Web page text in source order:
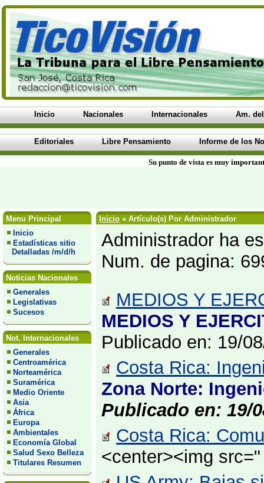
Inicio Nacionales Internacionales Am.
Editoriales Libre Pensamiento Informe de los
Su punto de vista es muy
Menu Principal
Inicio
Estadísticas sitio
Detalladas /m/d/h
Noticias Nacionales
Generales
Legislativas
Sucesos
Not. Internacionales
Generales
Centroamérica
Norteamérica
Suramérica
Medio Oriente
Asia
África
Europa
Ambientales
Economía Global
Salud Sexo Belleza
Titulares Resumen
Inicio » Artículo(s) Por Administrador
Administrador ha
Num. de pagina:
MEDIOS Y
MEDIOS Y
Publicado en: 19/
Costa Rica:
Zona Norte:
Publicado en: 19/
Costa Rica:
<center><img